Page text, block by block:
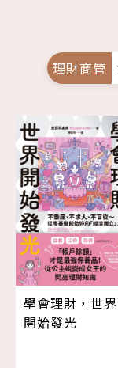
理財商管
學會理財，世界
開始發光